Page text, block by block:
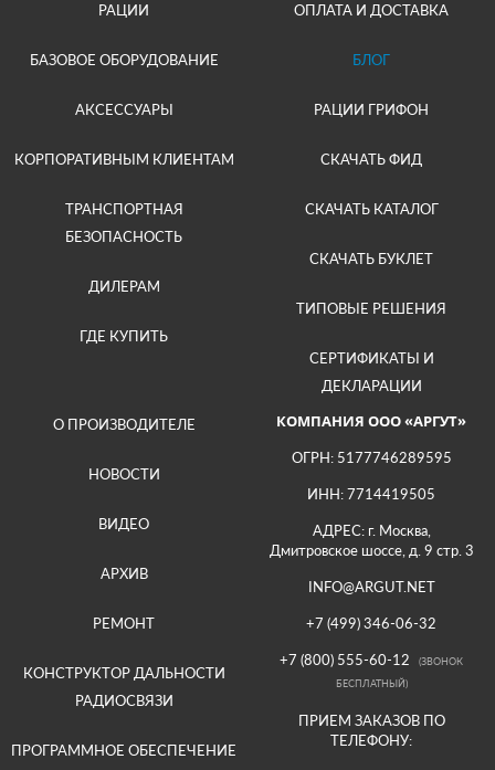
РАЦИИ
БАЗОВОЕ ОБОРУДОВАНИЕ
АКСЕССУАРЫ
КОРПОРАТИВНЫМ КЛИЕНТАМ
ТРАНСПОРТНАЯ
БЕЗОПАСНОСТЬ
ДИЛЕРАМ
ГДЕ КУПИТЬ
ОПЛАТА И ДОСТАВКА
БЛОГ
РАЦИИ ГРИФОН
СКАЧАТЬ ФИД
СКАЧАТЬ КАТАЛОГ
СКАЧАТЬ БУКЛЕТ
ТИПОВЫЕ РЕШЕНИЯ
СЕРТИФИКАТЫ И
ДЕКЛАРАЦИИ
О ПРОИЗВОДИТЕЛЕ
НОВОСТИ
ВИДЕО
АРХИВ
РЕМОНТ
КОНСТРУКТОР ДАЛЬНОСТИ
РАДИОСВЯЗИ
ПРОГРАММНОЕ ОБЕСПЕЧЕНИЕ
КОМПАНИЯ ООО «АРГУТ»
ОГРН: 5177746289595
ИНН: 7714419505
АДРЕС: г. Москва,
Дмитровское шоссе, д. 9 стр. 3
INFO@ARGUT.NET
+7 (499) 346-06-32
+7 (800) 555-60-12
(ЗВОНОК
БЕСПЛАТНЫЙ)
ПРИЕМ ЗАКАЗОВ ПО
ТЕЛЕФОНУ: